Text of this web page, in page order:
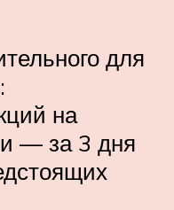
для
на
— за 3 дня